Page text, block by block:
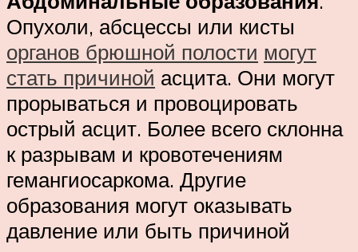
Опухоли, абсцессы или кисты
органов брюшной полости могут
стать причиной асцита. Они могут
прорываться и провоцировать
острый асцит. Более всего склонна
к разрывам и кровотечениям
гемангиосаркома. Другие
образования могут оказывать
давление или быть причиной